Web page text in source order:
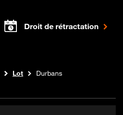
Droit de rétractation
Lot Durbans